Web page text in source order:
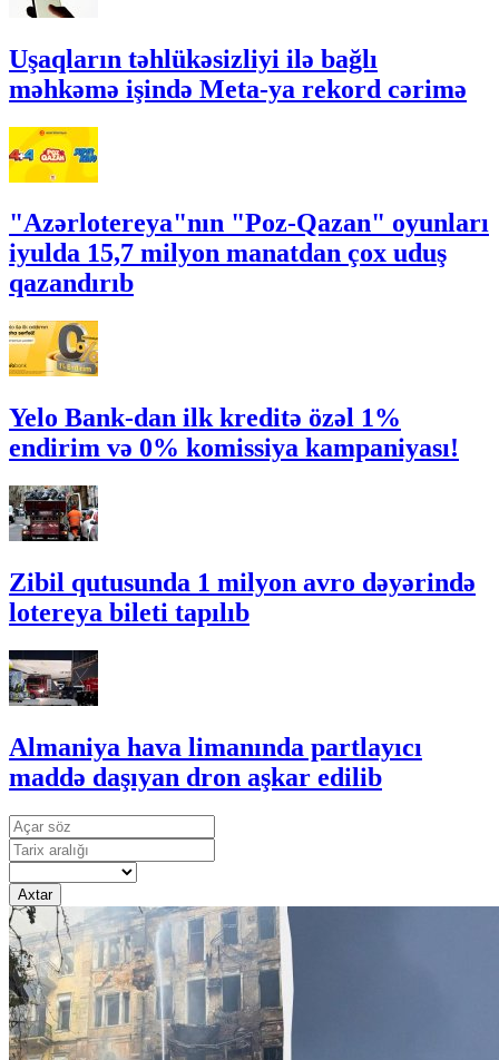
Uşaqların təhlükəsizliyi ilə bağlı
məhkəmə işində Meta-ya rekord cərimə
"Azərlotereya"nın "Poz-Qazan" oyunları
iyulda 15,7 milyon manatdan çox uduş
qazandırıb
Yelo Bank-dan ilk kreditə özəl 1%
endirim və 0% komissiya kampaniyası!
Zibil qutusunda 1 milyon avro dəyərində
lotereya bileti tapılıb
Almaniya hava limanında partlayıcı
maddə daşıyan dron aşkar edilib
Axtar